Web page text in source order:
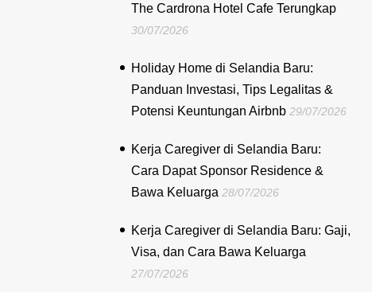
The Cardrona Hotel Cafe Terungkap
30/07/2026
Holiday Home di Selandia Baru:
Panduan Investasi, Tips Legalitas &
Potensi Keuntungan Airbnb 29/07/2026
Kerja Caregiver di Selandia Baru:
Cara Dapat Sponsor Residence &
Bawa Keluarga 28/07/2026
Kerja Caregiver di Selandia Baru: Gaji,
Visa, dan Cara Bawa Keluarga
27/07/2026